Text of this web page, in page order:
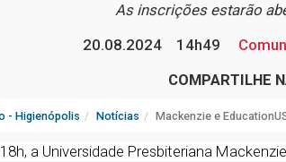
As inscrições estarão
20.08.2024
14h49
COMPARTILHE
- Higienópolis Notícias Mackenzie e
a Universidade Presbiteriana